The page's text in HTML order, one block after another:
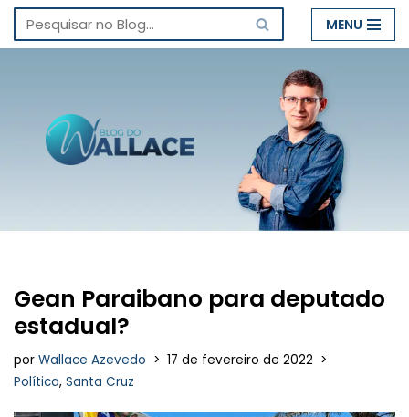
Pular
conteúdo
MENU
Gean Paraibano para deputado
estadual?
por Wallace Azevedo
17 de fevereiro de 2022
Política, Santa Cruz